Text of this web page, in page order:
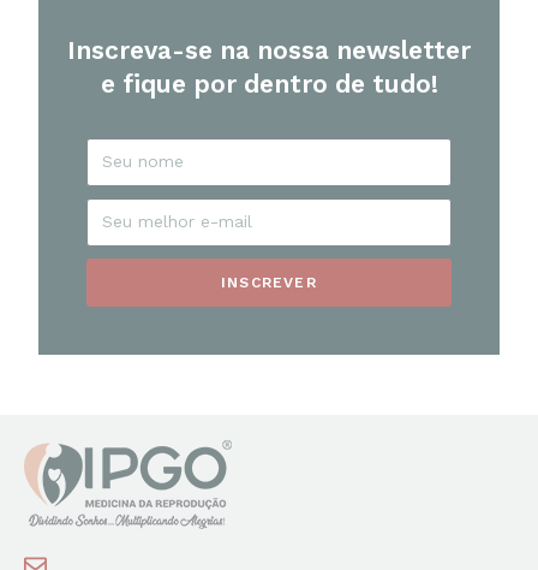
Inscreva-se na nossa newsletter
e fique por dentro de tudo!
INSCREVER